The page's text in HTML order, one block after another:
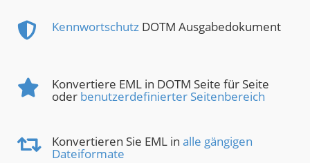
Kennwortschutz DOTM Ausgabedokument
Konvertiere EML in DOTM Seite für Seite
oder benutzerdefinierter Seitenbereich
Konvertieren Sie EML in alle gängigen
Dateiformate